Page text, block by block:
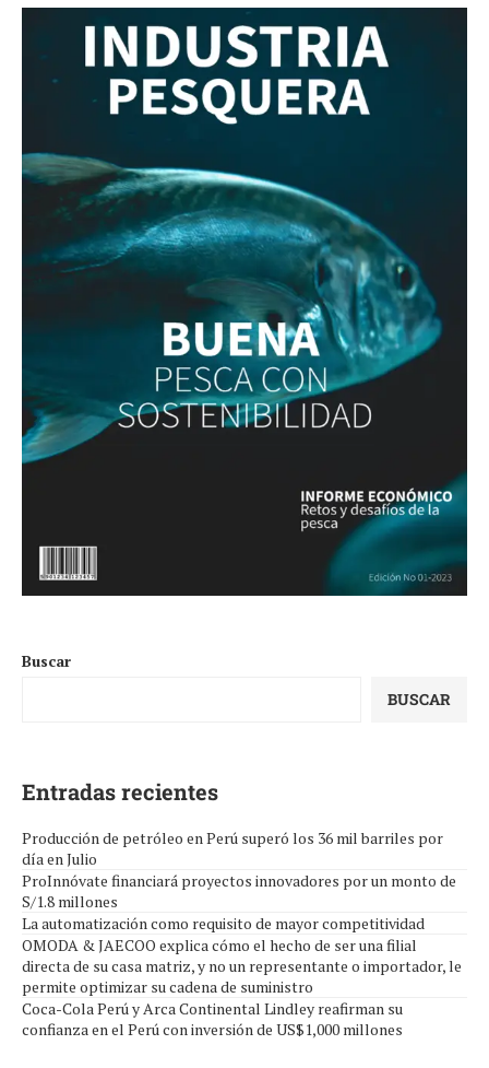
Buscar
BUSCAR
Entradas recientes
Producción de petróleo en Perú superó los 36 mil barriles por
día en Julio
ProInnóvate financiará proyectos innovadores por un monto de
S/1.8 millones
La automatización como requisito de mayor competitividad
OMODA & JAECOO explica cómo el hecho de ser una filial
directa de su casa matriz, y no un representante o importador, le
permite optimizar su cadena de suministro
Coca-Cola Perú y Arca Continental Lindley reafirman su
confianza en el Perú con inversión de US$1,000 millones